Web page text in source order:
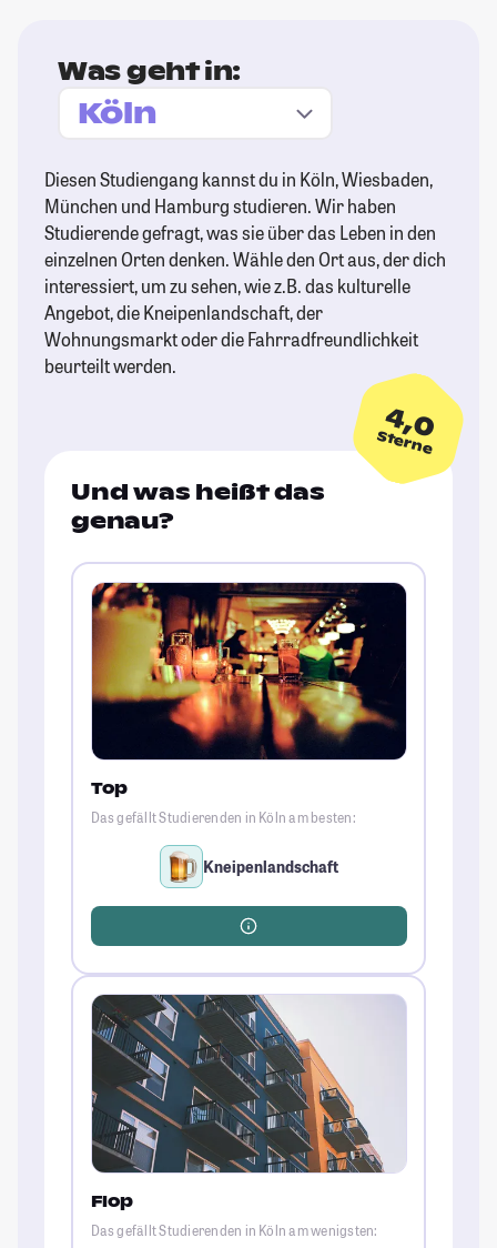
Was geht in:
Diesen Studiengang kannst du in Köln, Wiesbaden,
München und Hamburg studieren. Wir haben
Studierende gefragt, was sie über das Leben in den
einzelnen Orten denken. Wähle den Ort aus, der dich
interessiert, um zu sehen, wie z.B. das kulturelle
Angebot, die Kneipenlandschaft, der
Wohnungsmarkt oder die Fahrradfreundlichkeit
beurteilt werden.
4,0
Sterne
Und was heißt das
genau?
Top
Das gefällt Studierenden in Köln am besten:
Kneipenlandschaft
Flop
Das gefällt Studierenden in Köln am wenigsten: